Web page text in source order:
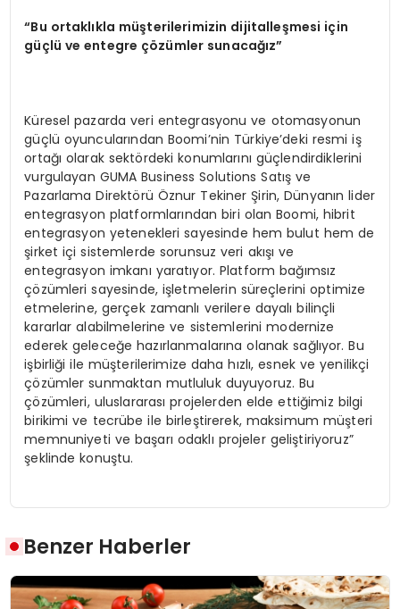
“Bu ortaklıkla müşterilerimizin dijitalleşmesi için
güçlü ve entegre çözümler sunacağız”
Küresel pazarda veri entegrasyonu ve otomasyonun
güçlü oyuncularından Boomi’nin Türkiye’deki resmi iş
ortağı olarak sektördeki konumlarını güçlendirdiklerini
vurgulayan GUMA Business Solutions Satış ve
Pazarlama Direktörü Öznur Tekiner Şirin, Dünyanın lider
entegrasyon platformlarından biri olan Boomi, hibrit
entegrasyon yetenekleri sayesinde hem bulut hem de
şirket içi sistemlerde sorunsuz veri akışı ve
entegrasyon imkanı yaratıyor. Platform bağımsız
çözümleri sayesinde, işletmelerin süreçlerini optimize
etmelerine, gerçek zamanlı verilere dayalı bilinçli
kararlar alabilmelerine ve sistemlerini modernize
ederek geleceğe hazırlanmalarına olanak sağlıyor. Bu
işbirliği ile müşterilerimize daha hızlı, esnek ve yenilikçi
çözümler sunmaktan mutluluk duyuyoruz. Bu
çözümleri, uluslararası projelerden elde ettiğimiz bilgi
birikimi ve tecrübe ile birleştirerek, maksimum müşteri
memnuniyeti ve başarı odaklı projeler geliştiriyoruz”
şeklinde konuştu.
Benzer Haberler